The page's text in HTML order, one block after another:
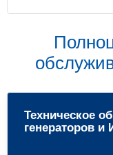
Техническое
генераторов и